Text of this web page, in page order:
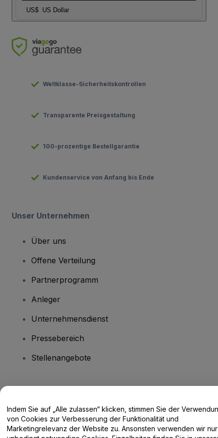
US$ US Dollar
Weltklasse-Sicherheitskontrollen
Transparente Preisgestaltung
100-prozentige Bestellgarantie
Kundenservice von Anfang bis Ende
Unser Unternehmen
Über uns
Offene Verteilung
Partnerprogramm
Anleger
Unternehmensdienst
Pressebereich
Stellenangebote
Hilfe-Center / Kontakt
Indem Sie auf „Alle zulassen“ klicken, stimmen Sie der
von Cookies zur Verbesserung der Funktionalität und
Marketingrelevanz der Website zu. Ansonsten verwenden wir nur